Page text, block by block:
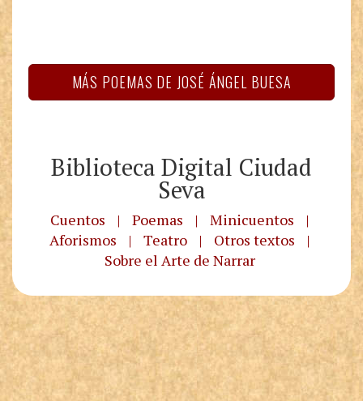
MÁS POEMAS DE JOSÉ ÁNGEL BUESA
Biblioteca Digital Ciudad
Seva
Cuentos | Poemas | Minicuentos
|
Aforismos
| Teatro | Otros textos
|
Sobre el Arte de Narrar